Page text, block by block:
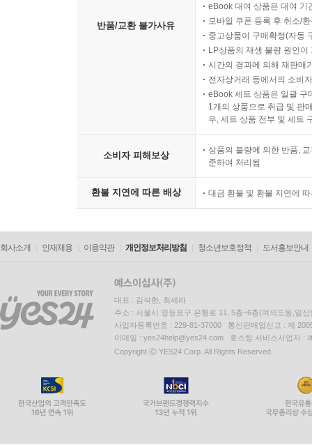
반품/교환 불가사유
eBook 대여 상품은 대여 기
모바일 쿠폰 등록 후 취소/
중고상품이 구매확정(자동
LP상품의 재생 불량 원인
시간의 경과에 의해 재판매
전자상거래 등에서의 소비
eBook 세트 상품은 일괄 구
1개의 상품으로 취급 및 판
우, 세트 상품 전부 및 세트
소비자 피해보상
상품의 불량에 의한 반품,
준하여 처리됨
환불 지연에 따른 배상 대금 환불 및 환불 지연에
회사소개 인재채용 이용약관 개인정보처리방침 청소년보호정책 도서홍보안내
대표 : 김석환, 최세라
주소 : 서울시 영등포구 은행로 11, 5층~6층(여의도동,일신
사업자등록번호 : 229-81-37000 통신판매업신고 : 제
이메일 : yes24help@yes24.com 호스팅 서비스사업자 :
Copyright ⓒ YES24 Corp. All Rights Reserved.